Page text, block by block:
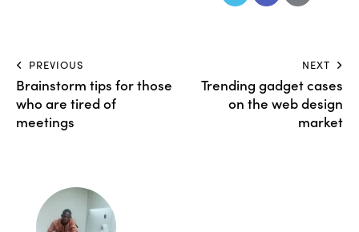
PREVIOUS
Brainstorm tips for those
who are tired of
meetings
NEXT
Trending gadget cases
on the web design
market